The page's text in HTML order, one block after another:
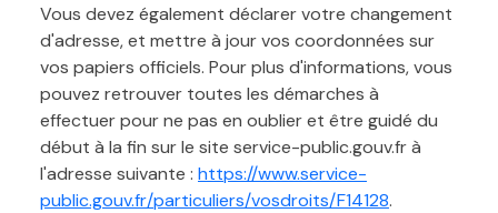
Vous devez également déclarer votre changement
d'adresse, et mettre à jour vos coordonnées sur
vos papiers officiels. Pour plus d'informations, vous
pouvez retrouver toutes les démarches à
effectuer pour ne pas en oublier et être guidé du
début à la fin sur le site service-public.gouv.fr à
l'adresse suivante : https://www.service-
public.gouv.fr/particuliers/vosdroits/F14128.